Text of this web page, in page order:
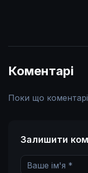
Коментарі
Поки що
Залишити